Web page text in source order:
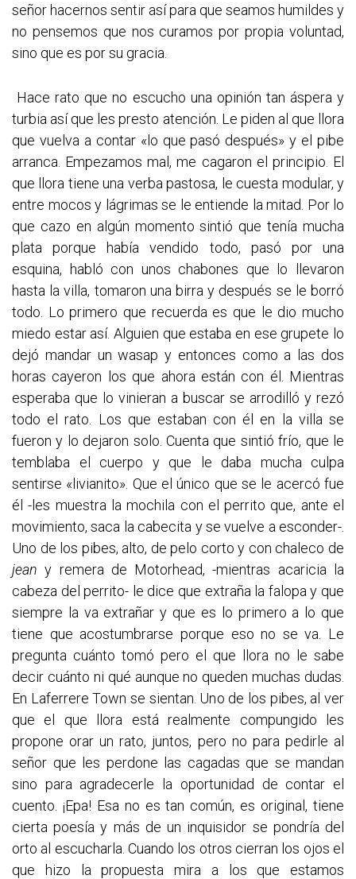
señor hacernos sentir así para que seamos humildes y
no pensemos que nos curamos por propia voluntad,
sino que es por su gracia.
Hace rato que no escucho una opinión tan áspera y
turbia así que les presto atención. Le piden al que llora
que vuelva a contar «lo que pasó después» y el pibe
arranca. Empezamos mal, me cagaron el principio. El
que llora tiene una verba pastosa, le cuesta modular, y
entre mocos y lágrimas se le entiende la mitad. Por lo
que cazo en algún momento sintió que tenía mucha
plata porque había vendido todo, pasó por una
esquina, habló con unos chabones que lo llevaron
hasta la villa, tomaron una birra y después se le borró
todo. Lo primero que recuerda es que le dio mucho
miedo estar así. Alguien que estaba en ese grupete lo
dejó mandar un wasap y entonces como a las dos
horas cayeron los que ahora están con él. Mientras
esperaba que lo vinieran a buscar se arrodilló y rezó
todo el rato. Los que estaban con él en la villa se
fueron y lo dejaron solo. Cuenta que sintió frío, que le
temblaba el cuerpo y que le daba mucha culpa
sentirse «livianito». Que el único que se le acercó fue
él -les muestra la mochila con el perrito que, ante el
movimiento, saca la cabecita y se vuelve a esconder-.
Uno de los pibes, alto, de pelo corto y con chaleco de
jean y remera de Motorhead, -mientras acaricia la
cabeza del perrito- le dice que extraña la falopa y que
siempre la va extrañar y que es lo primero a lo que
tiene que acostumbrarse porque eso no se va. Le
pregunta cuánto tomó pero el que llora no le sabe
decir cuánto ni qué aunque no queden muchas dudas.
En Laferrere Town se sientan. Uno de los pibes, al ver
que el que llora está realmente compungido les
propone orar un rato, juntos, pero no para pedirle al
señor que les perdone las cagadas que se mandan
sino para agradecerle la oportunidad de contar el
cuento. ¡Epa! Esa no es tan común, es original, tiene
cierta poesía y más de un inquisidor se pondría del
orto al escucharla. Cuando los otros cierran los ojos el
que hizo la propuesta mira a los que estamos